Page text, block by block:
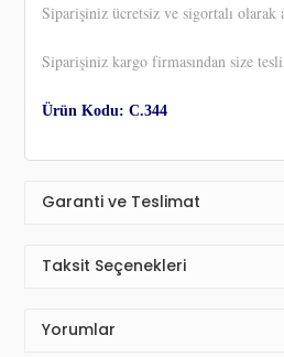
Siparişiniz ücretsiz ve sigortalı olarak
Siparişiniz kargo firmasından size
Ürün Kodu: C.344
Garanti ve Teslimat
Taksit Seçenekleri
Yorumlar